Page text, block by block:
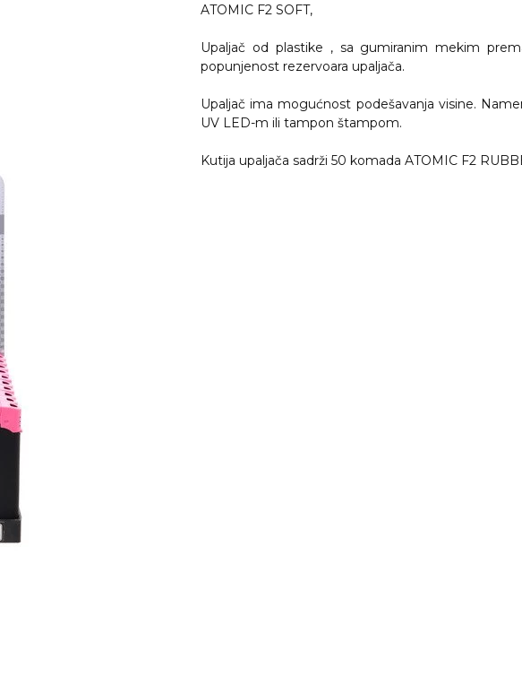
ATOMIC F2 SOFT,
Upaljač od plastike , sa gumiranim mekim
popunjenost rezervoara upaljača.
Upaljač ima mogućnost podešavanja visine.
UV LED-m ili tampon štampom.
Kutija upaljača sadrži 50 komada ATOMIC F2